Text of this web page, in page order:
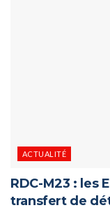
ACTUALITÉ
RDC-M23 : les
transfert de